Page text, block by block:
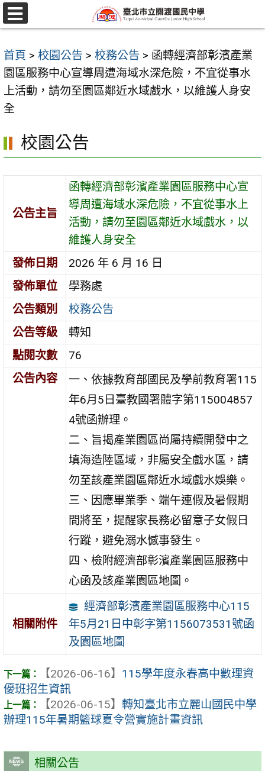
跳
至
要
內
容
區
選
單
首頁 > 校園公告 > 校務公告 > 函轉經濟部彰濱產業
園區服務中心宣導周遭海域水深危險，不宜從事水
上活動，請勿至園區鄰近水域戲水，以維護人身安
全
相關公告
校園公告
公告主旨
函轉經濟部彰濱產業園區服務中心宣
導周遭海域水深危險，不宜從事水上
活動，請勿至園區鄰近水域戲水，以
維護人身安全
發佈日期
2026 年 6 月 16 日
發佈單位
學務處
公告類別
校務公告
公告等級
轉知
點閱次數
76
公告內容
一、依據教育部國民及學前教育署115
年6月5日臺教國署體字第115004857
4號函辦理。
二、旨揭產業園區尚屬持續開發中之
填海造陸區域，非屬安全戲水區，請
勿至該產業園區鄰近水域戲水娛樂。
三、因應畢業季、端午連假及暑假期
間將至，提醒家長務必留意子女假日
行蹤，避免溺水憾事發生。
四、檢附經濟部彰濱產業園區服務中
心函及該產業園區地圖。
相關附件
經濟部彰濱產業園區服務中心115
年5月21日中彰字第1156073531號函
及園區地圖
【2026-06-16】 115學年度永春高中數理資
優班招生資訊
【2026-06-15】 轉知臺北市立麗山國民中學
辦理115年暑期籃球夏令營實施計畫資訊